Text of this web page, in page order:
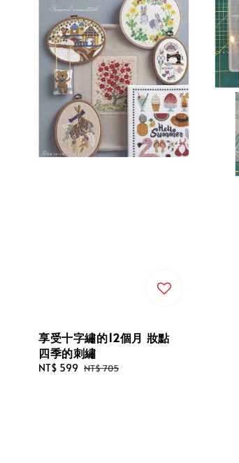
享受十字繡的12個月 妝點
四季的刺繡
Sale
NT$ 599 Regular
NT$ 705